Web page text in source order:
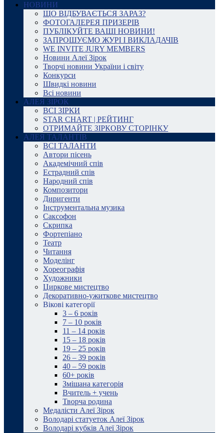
НОВИНИ
ЩО ВІДБУВАЄТЬСЯ ЗАРАЗ?
ФОТОГАЛЕРЕЯ ПРИЗЕРІВ
ПУБЛІКУЙТЕ ВАШІ НОВИНИ!
ЗАПРОШУЄМО ЖУРІ І ВИКЛАДАЧІВ
WE INVITE JURY MEMBERS
Новини Алеї Зірок
Творчі новини України і світу
Конкурси
Швидкі новини
Всі новини
АЛЕЯ ЗІРОК
ВСІ ЗІРКИ
STAR CHART | РЕЙТИНГ
ОТРИМАЙТЕ ЗІРКОВУ СТОРІНКУ
АЛЕЯ ТАЛАНТІВ
ВСІ ТАЛАНТИ
Автори пісень
Академічний спів
Естрадний спів
Народний спів
Композитори
Диригенти
Інструментальна музика
Саксофон
Скрипка
Фортепіано
Театр
Читання
Моделінг
Хореографія
Художники
Циркове мистецтво
Декоративно-ужиткове мистецтво
Вікові категорії
3 – 6 років
7 – 10 років
11 – 14 років
15 – 18 років
19 – 25 років
26 – 39 років
40 – 59 років
60+ років
Змішана категорія
Вчитель + учень
Творча родина
Медалісти Алеї Зірок
Володарі статуеток Алеї Зірок
Володарі кубків Алеї Зірок